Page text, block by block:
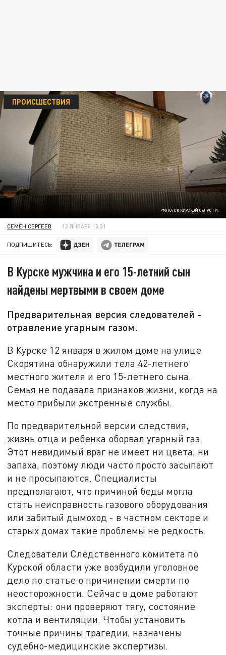
ФОТО: СК КУРСКОЙ ОБЛАСТИ.
ПРОИСШЕСТВИЯ
СЕМЁН СЕРГЕЕВ 13 ЯНВАРЯ 15:31
ПОДПИШИТЕСЬ:
В Курске мужчина и его 15-летний сын
найдены мертвыми в своем доме
Предварительная версия следователей -
отравление угарным газом.
В Курске 12 января в жилом доме на улице
Скорятина обнаружили тела 42-летнего
местного жителя и его 15-летнего сына.
Семья не подавала признаков жизни, когда на
место прибыли экстренные службы.
По предварительной версии следствия,
жизнь отца и ребенка оборвал угарный газ.
Этот невидимый враг не имеет ни цвета, ни
запаха, поэтому люди часто просто засыпают
и не просыпаются. Специалисты
предполагают, что причиной беды могла
стать неисправность газового оборудования
или забитый дымоход - в частном секторе и
старых домах такие проблемы не редкость.
Следователи Следственного комитета по
Курской области уже возбудили уголовное
дело по статье о причинении смерти по
неосторожности. Сейчас в доме работают
эксперты: они проверяют тягу, состояние
котла и вентиляции. Чтобы установить
точные причины трагедии, назначены
судебно-медицинские экспертизы.